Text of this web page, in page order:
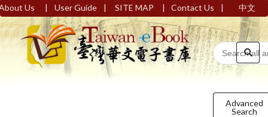
Us | User Guide | SITE MAP | Contact Us | 中文
Advanced
Search